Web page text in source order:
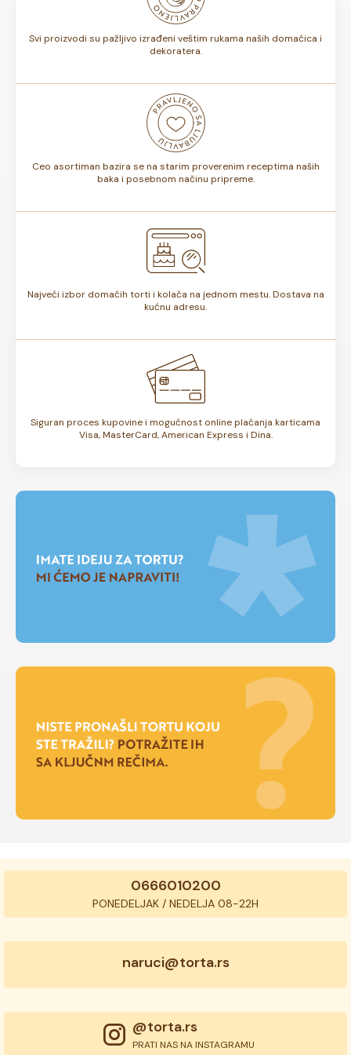
Svi proizvodi su pažljivo izrađeni veštim rukama naših domaćica i
dekoratera.
Ceo asortiman bazira se na starim proverenim receptima naših
baka i posebnom načinu pripreme.
Najveći izbor domaćih torti i kolača na jednom mestu. Dostava na
kućnu adresu.
Siguran proces kupovine i mogućnost online plaćanja karticama
Visa, MasterCard, American Express i Dina.
0666010200
PONEDELJAK / NEDELJA 08-22H
naruci@torta.rs
@torta.rs
PRATI NAS NA INSTAGRAMU